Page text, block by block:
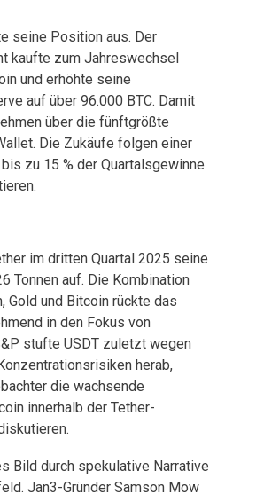
seine Position aus. Der
kaufte zum Jahreswechsel
und erhöhte seine
auf über 96.000 BTC. Damit
über die fünftgrößte
Die Zukäufe folgen einer
zu 15 % der Quartalsgewinne
im dritten Quartal 2025 seine
Tonnen auf. Die Kombination
Gold und Bitcoin rückte das
in den Fokus von
stufte USDT zuletzt wegen
herab,
die wachsende
innerhalb der Tether-
Bild durch spekulative Narrative
Jan3-Gründer Samson Mow